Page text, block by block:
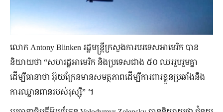
លោក Antony Blinken រដ្ឋមន្រ្តីក្រសួងការបរទេសអាមេរិក បាន
និយាយថា “សហរដ្ឋអាមេរិក និងប្រទេសជាង ៥០ ឈររួបរួមគ្នា
ដើម្បីធានាថា អ៊ុយក្រែនមានសមត្ថភាពដើម្បីការពារខ្លួនប្រឆាំងនឹង
ការឈ្លានពានរបស់រុស្ស៊ី” ។